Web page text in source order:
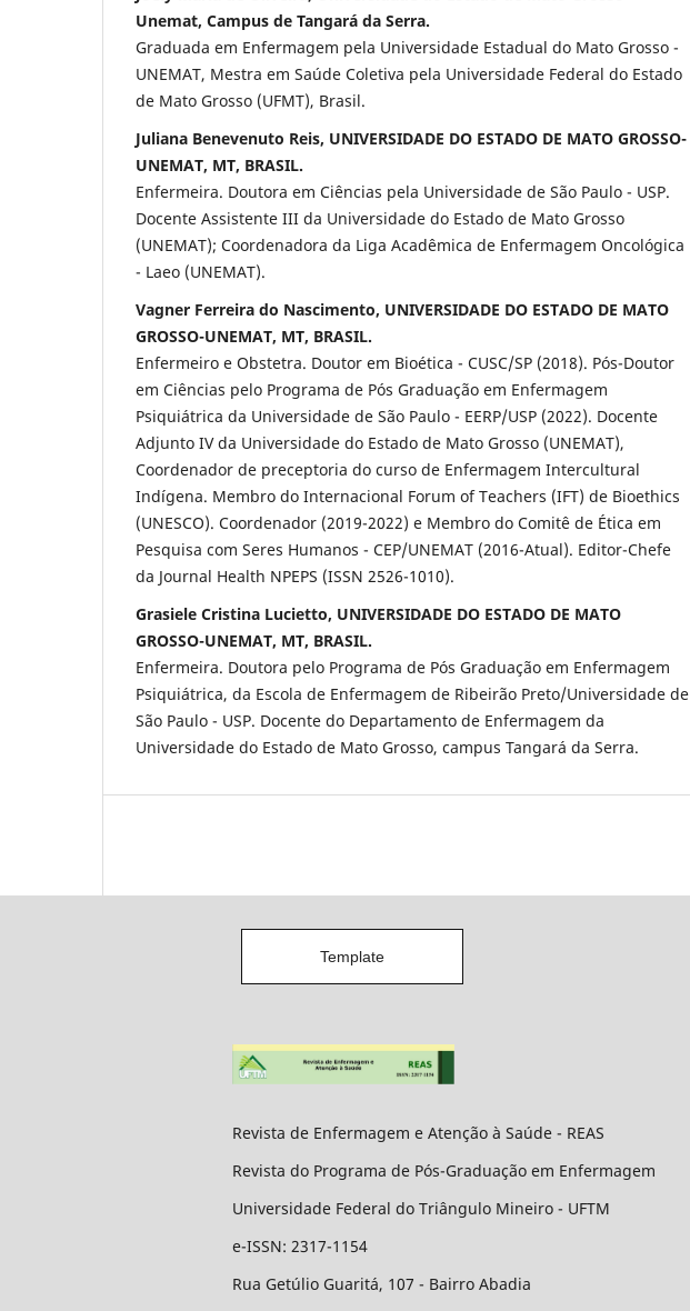
Unemat, Campus de Tangará da Serra.
Graduada em Enfermagem pela Universidade Estadual do Mato Grosso -
UNEMAT, Mestra em Saúde Coletiva pela Universidade Federal do Estado
de Mato Grosso (UFMT), Brasil.
Juliana Benevenuto Reis, UNIVERSIDADE DO ESTADO DE MATO GROSSO-
UNEMAT, MT, BRASIL.
Enfermeira. Doutora em Ciências pela Universidade de São Paulo - USP.
Docente Assistente III da Universidade do Estado de Mato Grosso
(UNEMAT); Coordenadora da Liga Acadêmica de Enfermagem Oncológica
- Laeo (UNEMAT).
Vagner Ferreira do Nascimento, UNIVERSIDADE DO ESTADO DE MATO
GROSSO-UNEMAT, MT, BRASIL.
Enfermeiro e Obstetra. Doutor em Bioética - CUSC/SP (2018). Pós-Doutor
em Ciências pelo Programa de Pós Graduação em Enfermagem
Psiquiátrica da Universidade de São Paulo - EERP/USP (2022). Docente
Adjunto IV da Universidade do Estado de Mato Grosso (UNEMAT),
Coordenador de preceptoria do curso de Enfermagem Intercultural
Indígena. Membro do Internacional Forum of Teachers (IFT) de Bioethics
(UNESCO). Coordenador (2019-2022) e Membro do Comitê de Ética em
Pesquisa com Seres Humanos - CEP/UNEMAT (2016-Atual). Editor-Chefe
da Journal Health NPEPS (ISSN 2526-1010).
Grasiele Cristina Lucietto, UNIVERSIDADE DO ESTADO DE MATO
GROSSO-UNEMAT, MT, BRASIL.
Enfermeira. Doutora pelo Programa de Pós Graduação em Enfermagem
Psiquiátrica, da Escola de Enfermagem de Ribeirão Preto/Universidade de
São Paulo - USP. Docente do Departamento de Enfermagem da
Universidade do Estado de Mato Grosso, campus Tangará da Serra.
Template
Revista de Enfermagem e Atenção à Saúde - REAS
Revista do Programa de Pós-Graduação em Enfermagem
Universidade Federal do Triângulo Mineiro - UFTM
e-ISSN: 2317-1154
Rua Getúlio Guaritá, 107 - Bairro Abadia